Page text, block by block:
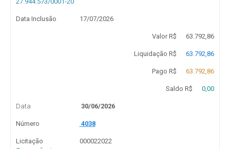
Data Inclusão 17/07/2026
Valor R$ 63.792,86
Liquidação R$ 63.792,86
Pago R$ 63.792,86
Saldo R$ 0,00
Data 30/06/2026
Número 4038
Licitação
000022022